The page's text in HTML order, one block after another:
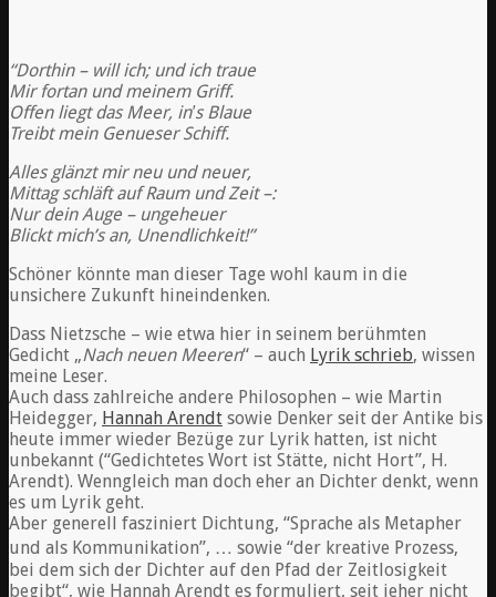
“Dorthin – will ich; und ich traue
Mir fortan und meinem Griff.
Offen liegt das Meer, in′s Blaue
Treibt mein Genueser Schiff.
Alles glänzt mir neu und neuer,
Mittag schläft auf Raum und Zeit –:
Nur dein Auge – ungeheuer
Blickt mich’s an, Unendlichkeit!”
Schöner könnte man dieser Tage wohl kaum in die
unsichere Zukunft hineindenken.
Dass Nietzsche – wie etwa hier in seinem berühmten
Gedicht „Nach neuen Meeren“ – auch Lyrik schrieb, wissen
meine Leser.
Auch dass zahlreiche andere Philosophen – wie Martin
Heidegger, Hannah Arendt sowie Denker seit der Antike bis
heute immer wieder Bezüge zur Lyrik hatten, ist nicht
unbekannt (“Gedichtetes Wort ist Stätte, nicht Hort”, H.
Arendt). Wenngleich man doch eher an Dichter denkt, wenn
es um Lyrik geht.
Aber generell fasziniert Dichtung, “Sprache als Metapher
und als Kommunikation”, … sowie “der kreative Prozess,
bei dem sich der Dichter auf den Pfad der Zeitlosigkeit
begibt“, wie Hannah Arendt es formuliert, seit jeher nicht